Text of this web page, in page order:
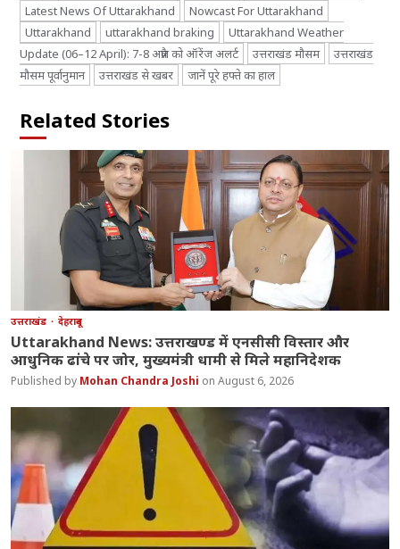
Latest News Of Uttarakhand
Nowcast For Uttarakhand
Uttarakhand
uttarakhand braking
Uttarakhand Weather
Update (06–12 April): 7-8 अप्रैल को ऑरेंज अलर्ट
उत्तराखंड मौसम
उत्तराखंड
मौसम पूर्वानुमान
उत्तराखंड से खबर जानें पूरे हफ्ते का हाल
Related Stories
उत्तराखंड देहरादून
Uttarakhand News: उत्तराखण्ड में एनसीसी विस्तार और
आधुनिक ढांचे पर जोर, मुख्यमंत्री धामी से मिले महानिदेशक
Mohan Chandra Joshi August 6, 2026